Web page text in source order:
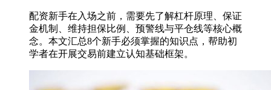
配资新手在入场之前，需要先了解杠杆原理、保证
金机制、维持担保比例、预警线与平仓线等核心概
念。本文汇总8个新手必须掌握的知识点，帮助初
学者在开展交易前建立认知基础框架。